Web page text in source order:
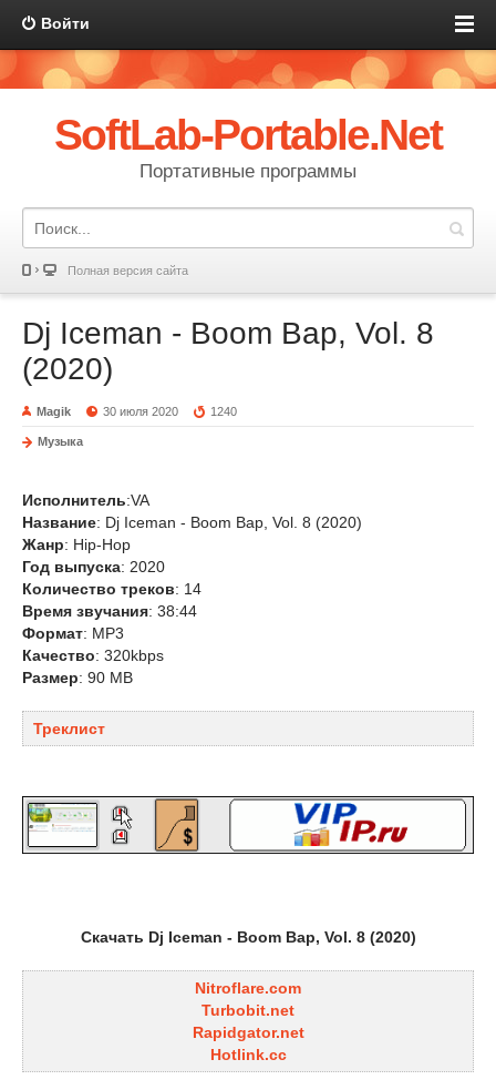
Войти
SoftLab-Portable.Net
Портативные программы
Полная версия сайта
Dj Iceman - Boom Bap, Vol. 8
(2020)
Magik 30 июля 2020 1240
Музыка
Исполнитель:VA
Название: Dj Iceman - Boom Bap, Vol. 8 (2020)
Жанр: Hip-Hop
Год выпуска: 2020
Количество треков: 14
Время звучания: 38:44
Формат: MP3
Качество: 320kbps
Размер: 90 MB
Треклист
Скачать Dj Iceman - Boom Bap, Vol. 8 (2020)
Nitroflare.com
Turbobit.net
Rapidgator.net
Hotlink.cc